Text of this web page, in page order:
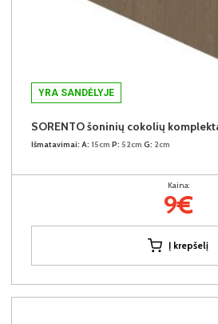
YRA SANDĖLYJE
Išmatavimai: A: 15cm P: 52cm G: 2cm
Kaina:
9€
Į krepšelį